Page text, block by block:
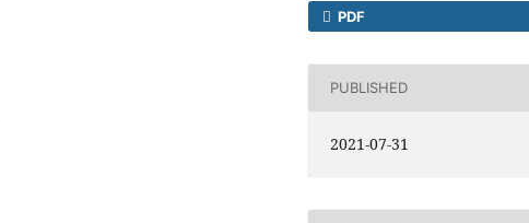
PDF
PUBLISHED
2021-07-31